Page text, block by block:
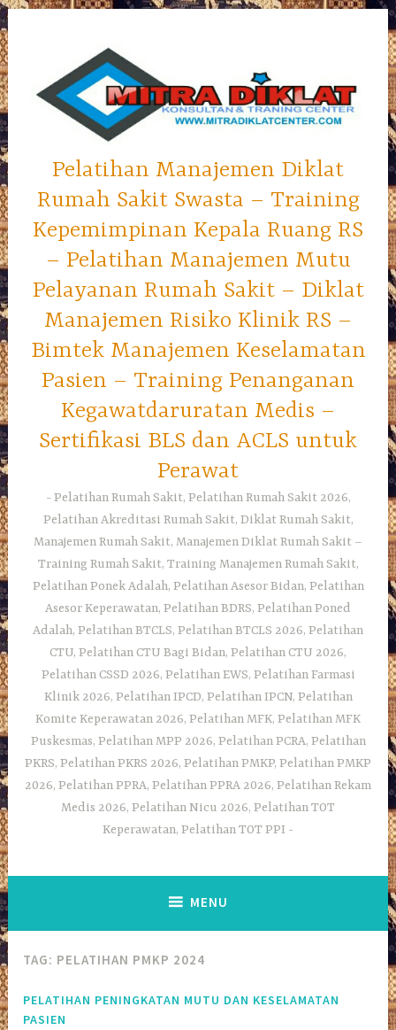
Skip
to
content
Pelatihan Manajemen Diklat
Rumah Sakit Swasta – Training
Kepemimpinan Kepala Ruang RS
– Pelatihan Manajemen Mutu
Pelayanan Rumah Sakit – Diklat
Manajemen Risiko Klinik RS –
Bimtek Manajemen Keselamatan
Pasien – Training Penanganan
Kegawatdaruratan Medis –
Sertifikasi BLS dan ACLS untuk
Perawat
Pelatihan Rumah Sakit, Pelatihan Rumah Sakit 2026,
Pelatihan Akreditasi Rumah Sakit, Diklat Rumah Sakit,
Manajemen Rumah Sakit, Manajemen Diklat Rumah Sakit –
Training Rumah Sakit, Training Manajemen Rumah Sakit,
Pelatihan Ponek Adalah, Pelatihan Asesor Bidan, Pelatihan
Asesor Keperawatan, Pelatihan BDRS, Pelatihan Poned
Adalah, Pelatihan BTCLS, Pelatihan BTCLS 2026, Pelatihan
CTU, Pelatihan CTU Bagi Bidan, Pelatihan CTU 2026,
Pelatihan CSSD 2026, Pelatihan EWS, Pelatihan Farmasi
Klinik 2026, Pelatihan IPCD, Pelatihan IPCN, Pelatihan
Komite Keperawatan 2026, Pelatihan MFK, Pelatihan MFK
Puskesmas, Pelatihan MPP 2026, Pelatihan PCRA, Pelatihan
PKRS, Pelatihan PKRS 2026, Pelatihan PMKP, Pelatihan PMKP
2026, Pelatihan PPRA, Pelatihan PPRA 2026, Pelatihan Rekam
Medis 2026, Pelatihan Nicu 2026, Pelatihan TOT
Keperawatan, Pelatihan TOT PPI
MENU
TAG: PELATIHAN PMKP 2024
PELATIHAN PENINGKATAN MUTU DAN KESELAMATAN
PASIEN